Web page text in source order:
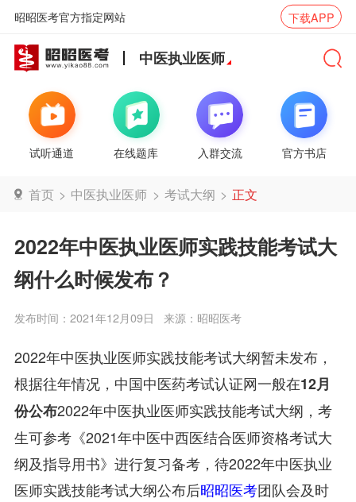
昭昭医考官方指定网站 下载APP
中医执业医师
试听通道 在线题库 入群交流 官方书店
首页 > 中医执业医师 > 考试大纲 > 正文
2022年中医执业医师实践技能考试大
纲什么时候发布？
发布时间：2021年12月09日 来源：昭昭医考
2022年中医执业医师实践技能考试大纲暂未发布，
根据往年情况，中国中医药考试认证网一般在12月
份公布2022年中医执业医师实践技能考试大纲，考
生可参考《2021年中医中西医结合医师资格考试大
纲及指导用书》进行复习备考，待2022年中医执业
医师实践技能考试大纲公布后昭昭医考团队会及时